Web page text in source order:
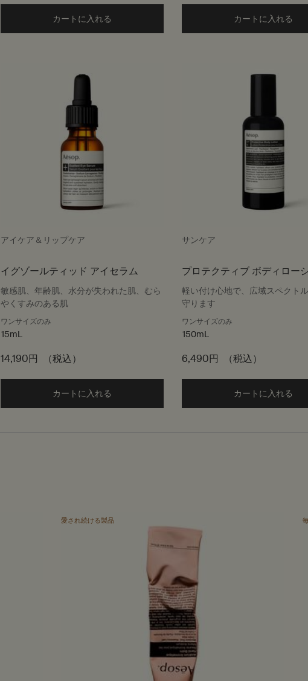
カートに入れる Add the アンドラム アロマティック ハンドバーム
カートに入れる
アイケア＆リップケア
イグゾールティッド アイセラム
敏感肌、年齢肌、水分が失われた肌、むら
やくすみのある肌
ワンサイズのみ
15mL
14,190円 （税込）
カートに入れる Add the イグゾールティッド アイセラム to cart
サンケア
プロテクティブ ボディロー
SPF50
軽い付け心地で、広域スペクト
守ります
ワンサイズのみ
150mL
6,490円 （税込）
カートに入れる
愛され続ける製品